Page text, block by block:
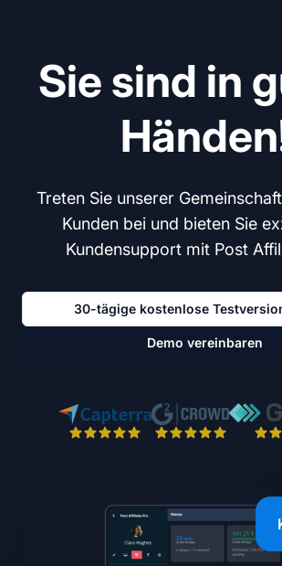
Sie sind in
Treten Sie unserer
Kunden bei und bieten Sie
Kundensupport mit Post
30-tägige kostenlose
Demo vereinbaren